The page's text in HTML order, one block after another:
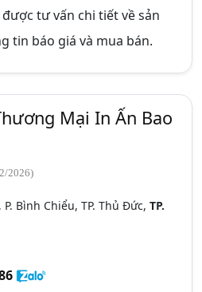
tư vấn chi tiết về sản
tin báo giá và mua bán.
Mại In Ấn Bao
2026)
Bình Chiểu, TP. Thủ Đức, TP.